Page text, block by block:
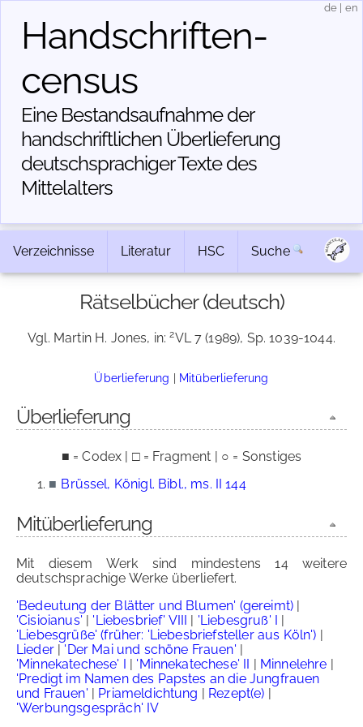
Handschriften­
census
Eine Bestandsaufnahme der
handschriftlichen Über­lieferung
deutschsprachiger Texte des
Mittelalters
de en
Verzeichnisse Literatur HSC Suche
Rätselbücher (deutsch)
Vgl. Martin H. Jones, in:2VL 7 (1989), Sp. 1039-1044.
Überlieferung | Mitüberlieferung
Überlieferung
■ = Codex | □ = Fragment | ○ = Sonstiges
■ Brüssel, Königl. Bibl., ms. II 144
Mitüberlieferung
Mit diesem Werk sind mindestens 14 weitere
deutschsprachige Werke überliefert.
'Bedeutung der Blätter und Blumen' (gereimt) |
'Cisioianus' | 'Liebesbrief' VIII | 'Liebesgruß' I |
'Liebesgrüße' (früher: 'Liebesbriefsteller aus Köln') |
Lieder| 'Der Mai und schöne Frauen' |
'Minnekatechese' I | 'Minnekatechese' II | Minnelehre |
'Predigt im Namen des Papstes an die Jungfrauen
und Frauen' | Priameldichtung | Rezept(e) |
'Werbungsgespräch' IV